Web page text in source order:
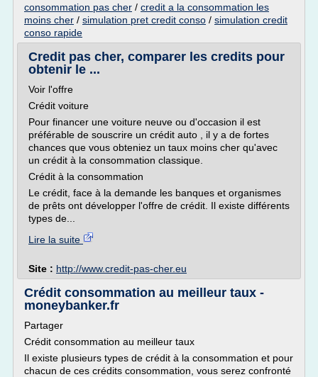
consommation pas cher / credit a la consommation les
moins cher / simulation pret credit conso / simulation credit
conso rapide
Credit pas cher, comparer les credits pour
obtenir le ...
Voir l'offre
Crédit voiture
Pour financer une voiture neuve ou d'occasion il est
préférable de souscrire un crédit auto , il y a de fortes
chances que vous obteniez un taux moins cher qu'avec
un crédit à la consommation classique.
Crédit à la consommation
Le crédit, face à la demande les banques et organismes
de prêts ont développer l'offre de crédit. Il existe différents
types de...
Lire la suite
Site : http://www.credit-pas-cher.eu
Crédit consommation au meilleur taux -
moneybanker.fr
Partager
Crédit consommation au meilleur taux
Il existe plusieurs types de crédit à la consommation et pour
chacun de ces crédits consommation, vous serez confronté